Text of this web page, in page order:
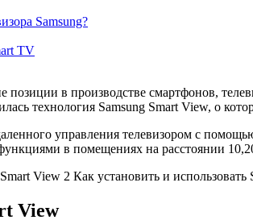
Samsung?
TV
в производстве смартфонов,
технология Samsung Smart View, о
управления телевизором с
в помещениях на расстоянии
View 2 Как установить и использовать
View